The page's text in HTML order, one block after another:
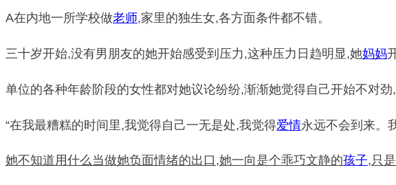
A在内地一所学校做老师,家里的独生女,各方面条件都不错。
三十岁开始,没有男朋友的她开始感受到压力,这种压力日趋明显,她妈妈
单位的各种年龄阶段的女性都对她议论纷纷,渐渐她觉得自己开始不对劲
“在我最糟糕的时间里,我觉得自己一无是处,我觉得爱情永远不会到来。
她不知道用什么当做她负面情绪的出口,她一向是个乖巧文静的孩子,只